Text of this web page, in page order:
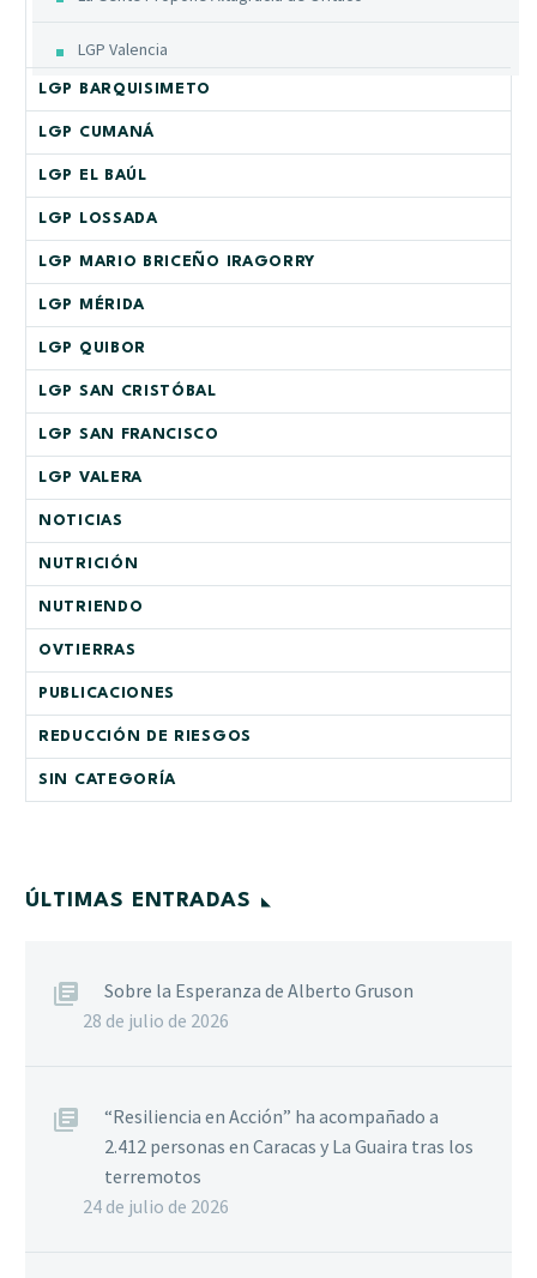
LGP Valencia
LGP BARQUISIMETO
LGP CUMANÁ
LGP EL BAÚL
LGP LOSSADA
LGP MARIO BRICEÑO IRAGORRY
LGP MÉRIDA
LGP QUIBOR
LGP SAN CRISTÓBAL
LGP SAN FRANCISCO
LGP VALERA
NOTICIAS
NUTRICIÓN
NUTRIENDO
OVTIERRAS
PUBLICACIONES
REDUCCIÓN DE RIESGOS
SIN CATEGORÍA
ÚLTIMAS ENTRADAS
Sobre la Esperanza de Alberto Gruson
28 de julio de 2026
“Resiliencia en Acción” ha acompañado a
2.412 personas en Caracas y La Guaira tras los
terremotos
24 de julio de 2026